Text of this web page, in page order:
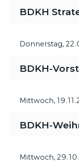
BDKH
Donnerstag,
BDKH-
Mittwoch,
BDKH-
Mittwoch,